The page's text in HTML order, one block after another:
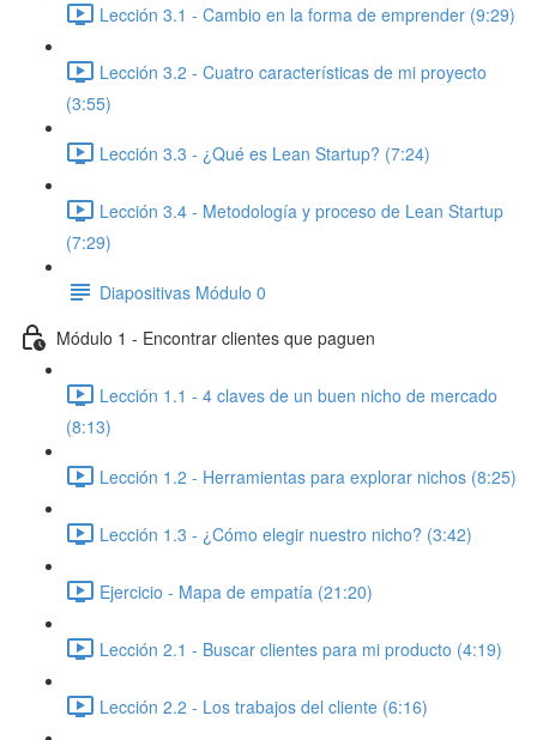
Lección 3.1 - Cambio en la forma de emprender (9:29)
Lección 3.2 - Cuatro características de mi proyecto
(3:55)
Lección 3.3 - ¿Qué es Lean Startup? (7:24)
Lección 3.4 - Metodología y proceso de Lean Startup
(7:29)
Diapositivas Módulo 0
Módulo 1 - Encontrar clientes que paguen
Lección 1.1 - 4 claves de un buen nicho de mercado
(8:13)
Lección 1.2 - Herramientas para explorar nichos (8:25)
Lección 1.3 - ¿Cómo elegir nuestro nicho? (3:42)
Ejercicio - Mapa de empatía (21:20)
Lección 2.1 - Buscar clientes para mi producto (4:19)
Lección 2.2 - Los trabajos del cliente (6:16)